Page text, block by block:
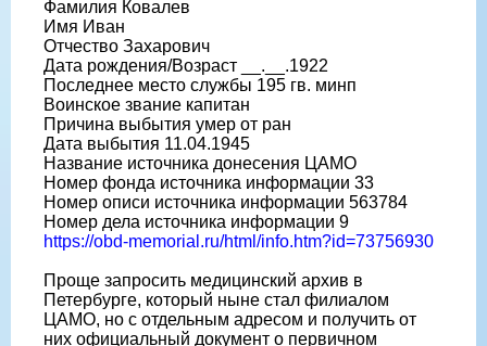
Фамилия Ковалев
Имя Иван
Отчество Захарович
Дата рождения/Возраст __.__.1922
Последнее место службы 195 гв. минп
Воинское звание капитан
Причина выбытия умер от ран
Дата выбытия 11.04.1945
Название источника донесения ЦАМО
Номер фонда источника информации 33
Номер описи источника информации 563784
Номер дела источника информации 9
https://obd-memorial.ru/html/info.htm?id=73756930
Проще запросить медицинский архив в
Петербурге, который ныне стал филиалом
ЦАМО, но с отдельным адресом и получить от
них официальный документ о первичном